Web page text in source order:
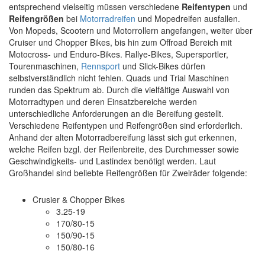
entsprechend vielseitig müssen verschiedene Reifentypen und
Reifengrößen bei Motorradreifen und Mopedreifen ausfallen.
Von Mopeds, Scootern und Motorrollern angefangen, weiter über
Cruiser und Chopper Bikes, bis hin zum Offroad Bereich mit
Motocross- und Enduro-Bikes. Rallye-Bikes, Supersportler,
Tourenmaschinen, Rennsport und Slick-Bikes dürfen
selbstverständlich nicht fehlen. Quads und Trial Maschinen
runden das Spektrum ab. Durch die vielfältige Auswahl von
Motorradtypen und deren Einsatzbereiche werden
unterschiedliche Anforderungen an die Bereifung gestellt.
Verschiedene Reifentypen und Reifengrößen sind erforderlich.
Anhand der alten Motorradbereifung lässt sich gut erkennen,
welche Reifen bzgl. der Reifenbreite, des Durchmesser sowie
Geschwindigkeits- und Lastindex benötigt werden. Laut
Großhandel sind beliebte Reifengrößen für Zweiräder folgende:
Crusier & Chopper Bikes
3.25-19
170/80-15
150/90-15
150/80-16